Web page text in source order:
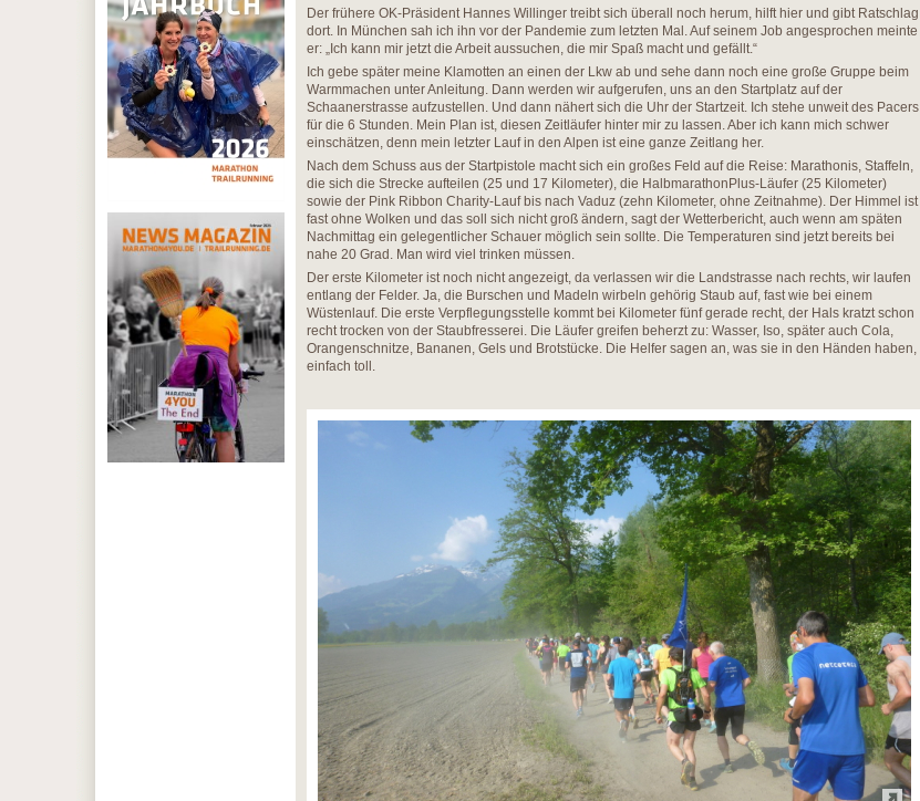
Der frühere OK-Präsident Hannes Willinger treibt sich überall noch herum, hilft hier und gibt Ratschlag
dort. In München sah ich ihn vor der Pandemie zum letzten Mal. Auf seinem Job angesprochen meinte
er: „Ich kann mir jetzt die Arbeit aussuchen, die mir Spaß macht und gefällt.“
Ich gebe später meine Klamotten an einen der Lkw ab und sehe dann noch eine große Gruppe beim
Warmmachen unter Anleitung. Dann werden wir aufgerufen, uns an den Startplatz auf der
Schaanerstrasse aufzustellen. Und dann nähert sich die Uhr der Startzeit. Ich stehe unweit des Pacers
für die 6 Stunden. Mein Plan ist, diesen Zeitläufer hinter mir zu lassen. Aber ich kann mich schwer
einschätzen, denn mein letzter Lauf in den Alpen ist eine ganze Zeitlang her.
Nach dem Schuss aus der Startpistole macht sich ein großes Feld auf die Reise: Marathonis, Staffeln,
die sich die Strecke aufteilen (25 und 17 Kilometer), die HalbmarathonPlus-Läufer (25 Kilometer)
sowie der Pink Ribbon Charity-Lauf bis nach Vaduz (zehn Kilometer, ohne Zeitnahme). Der Himmel ist
fast ohne Wolken und das soll sich nicht groß ändern, sagt der Wetterbericht, auch wenn am späten
Nachmittag ein gelegentlicher Schauer möglich sein sollte. Die Temperaturen sind jetzt bereits bei
nahe 20 Grad. Man wird viel trinken müssen.
Der erste Kilometer ist noch nicht angezeigt, da verlassen wir die Landstrasse nach rechts, wir laufen
entlang der Felder. Ja, die Burschen und Madeln wirbeln gehörig Staub auf, fast wie bei einem
Wüstenlauf. Die erste Verpflegungsstelle kommt bei Kilometer fünf gerade recht, der Hals kratzt schon
recht trocken von der Staubfresserei. Die Läufer greifen beherzt zu: Wasser, Iso, später auch Cola,
Orangenschnitze, Bananen, Gels und Brotstücke. Die Helfer sagen an, was sie in den Händen haben,
einfach toll.